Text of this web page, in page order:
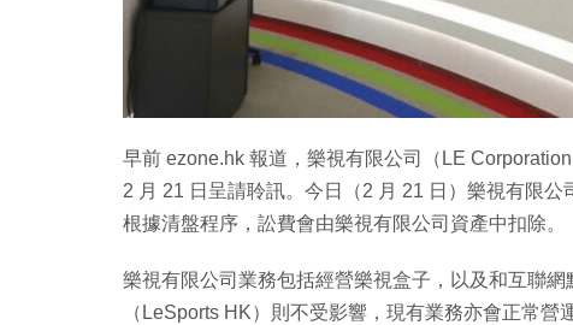
早前 ezone.hk 報道，樂視有限公司（LE
2 月 21 日呈請聆訊。今日（2 月 21 日）樂視有限
根據清盤程序，訟費會由樂視有限公司資產中扣除。
樂視有限公司業務包括經營樂視盒子，以及和互聯
（LeSports HK）則不受影響，現有業務亦會正常營